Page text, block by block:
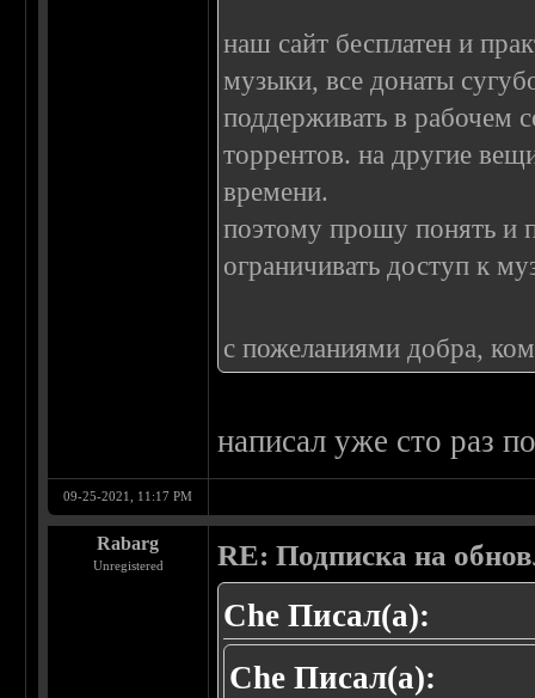
наш сайт бесплатен и
музыки, все донаты
поддерживать в рабочем
торрентов. на другие
времени.
поэтому прошу понять и
ограничивать доступ к
с пожеланиями добра,
написал уже сто раз
09-25-2021, 11:17 PM
Rabarg
Unregistered RE: Подписка на
Che Писал(а):
Che Писал(а):